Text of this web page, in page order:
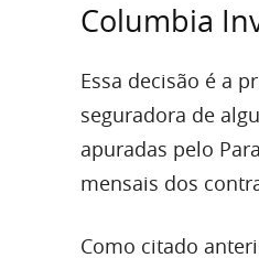
Columbia
Essa decisão é a
seguradora de
apuradas pelo
mensais dos
Como citado